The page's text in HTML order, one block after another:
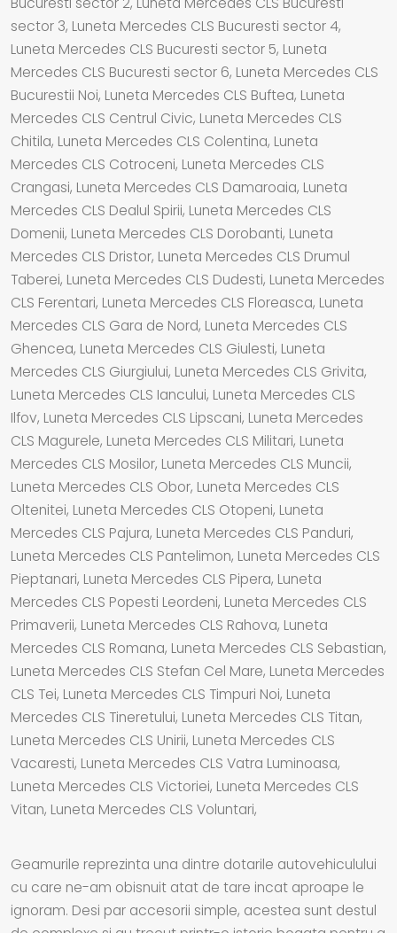
sector 3, Luneta Mercedes CLS Bucuresti sector 4,
Luneta Mercedes CLS Bucuresti sector 5, Luneta
Mercedes CLS Bucuresti sector 6, Luneta Mercedes CLS
Bucurestii Noi, Luneta Mercedes CLS Buftea, Luneta
Mercedes CLS Centrul Civic, Luneta Mercedes CLS
Chitila, Luneta Mercedes CLS Colentina, Luneta
Mercedes CLS Cotroceni, Luneta Mercedes CLS
Crangasi, Luneta Mercedes CLS Damaroaia, Luneta
Mercedes CLS Dealul Spirii, Luneta Mercedes CLS
Domenii, Luneta Mercedes CLS Dorobanti, Luneta
Mercedes CLS Dristor, Luneta Mercedes CLS Drumul
Taberei, Luneta Mercedes CLS Dudesti, Luneta Mercedes
CLS Ferentari, Luneta Mercedes CLS Floreasca, Luneta
Mercedes CLS Gara de Nord, Luneta Mercedes CLS
Ghencea, Luneta Mercedes CLS Giulesti, Luneta
Mercedes CLS Giurgiului, Luneta Mercedes CLS Grivita,
Luneta Mercedes CLS Iancului, Luneta Mercedes CLS
Ilfov, Luneta Mercedes CLS Lipscani, Luneta Mercedes
CLS Magurele, Luneta Mercedes CLS Militari, Luneta
Mercedes CLS Mosilor, Luneta Mercedes CLS Muncii,
Luneta Mercedes CLS Obor, Luneta Mercedes CLS
Oltenitei, Luneta Mercedes CLS Otopeni, Luneta
Mercedes CLS Pajura, Luneta Mercedes CLS Panduri,
Luneta Mercedes CLS Pantelimon, Luneta Mercedes CLS
Pieptanari, Luneta Mercedes CLS Pipera, Luneta
Mercedes CLS Popesti Leordeni, Luneta Mercedes CLS
Primaverii, Luneta Mercedes CLS Rahova, Luneta
Mercedes CLS Romana, Luneta Mercedes CLS Sebastian,
Luneta Mercedes CLS Stefan Cel Mare, Luneta Mercedes
CLS Tei, Luneta Mercedes CLS Timpuri Noi, Luneta
Mercedes CLS Tineretului, Luneta Mercedes CLS Titan,
Luneta Mercedes CLS Unirii, Luneta Mercedes CLS
Vacaresti, Luneta Mercedes CLS Vatra Luminoasa,
Luneta Mercedes CLS Victoriei, Luneta Mercedes CLS
Vitan, Luneta Mercedes CLS Voluntari,
Geamurile reprezinta una dintre dotarile autovehiculului
cu care ne-am obisnuit atat de tare incat aproape le
ignoram. Desi par accesorii simple, acestea sunt destul